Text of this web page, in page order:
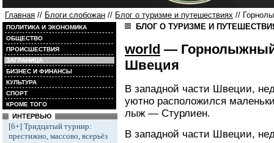
Главная // Блоги слобожан // Блог о туризме и путешествиях //
ПОЛИТИКА И ЭКОНОМИКА
ОБЩЕСТВО
ПРОИСШЕСТВИЯ
ЗАГРАНИЦА
БИЗНЕС И ФИНАНСЫ
КУЛЬТУРА
СПОРТ
КРОМЕ ТОГО
ИНТЕРВЬЮ
[6+] Тридцатый турнир:
престижно, массово, всерьёз
БЛОГ О ТУРИЗМЕ И
world — Горнолыжный
Швеция
В западной части Швеции,
уютно расположился
лыж — Стурлиен.
В западной части Швеции,